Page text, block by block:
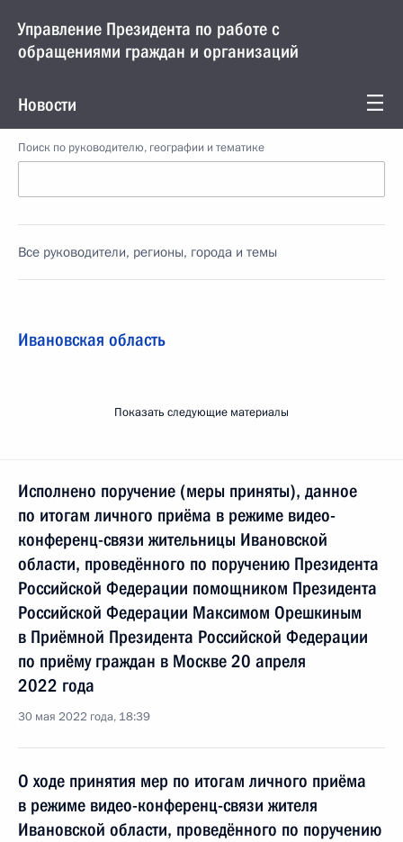
Управление Президента по работе с
обращениями граждан и организаций
Новости
Поиск по руководителю, географии и тематике
Все руководители, регионы, города и темы
Ивановская область
Показать следующие материалы
Исполнено поручение (меры приняты), данное
по итогам личного приёма в режиме видео-
конференц-связи жительницы Ивановской
области, проведённого по поручению Президента
Российской Федерации помощником Президента
Российской Федерации Максимом Орешкиным
в Приёмной Президента Российской Федерации
по приёму граждан в Москве 20 апреля
2022 года
30 мая 2022 года, 18:39
О ходе принятия мер по итогам личного приёма
в режиме видео-конференц-связи жителя
Ивановской области, проведённого по поручению